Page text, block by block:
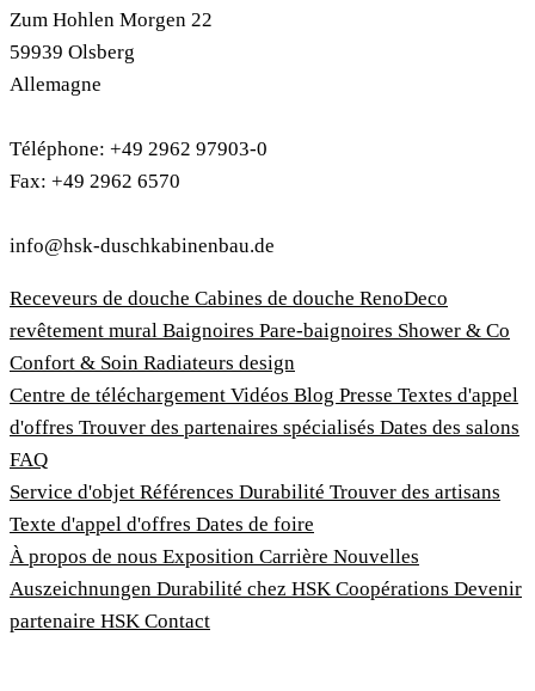
Zum Hohlen Morgen 22
59939 Olsberg
Allemagne
Téléphone: +49 2962 97903-0
Fax: +49 2962 6570
info@hsk-duschkabinenbau.de
Receveurs de douche Cabines de douche RenoDeco
revêtement mural Baignoires Pare-baignoires Shower & Co
Confort & Soin Radiateurs design
Centre de téléchargement Vidéos Blog Presse Textes d'appel
d'offres Trouver des partenaires spécialisés Dates des salons
FAQ
Service d'objet Références Durabilité Trouver des artisans
Texte d'appel d'offres Dates de foire
À propos de nous Exposition Carrière Nouvelles
Auszeichnungen Durabilité chez HSK Coopérations Devenir
partenaire HSK Contact